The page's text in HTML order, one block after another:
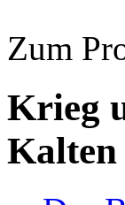
Zum
Krieg
Kalten